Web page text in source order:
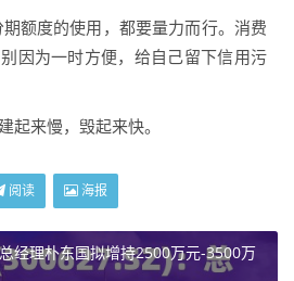
额度的使用，都要量力而行。消费
因为一时方便，给自己留下信用污
起来慢，毁起来快。
阅读 海报
经理朴东国拟增持2500万元-3500万